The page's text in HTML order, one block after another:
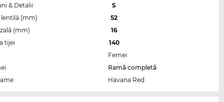
& Detalii
S
(mm)
52
(mm)
16
tijei
140
Femei
Ramă completă
Havana Red